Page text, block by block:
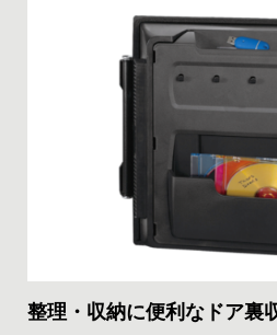
整理・収納に便利なドア裏